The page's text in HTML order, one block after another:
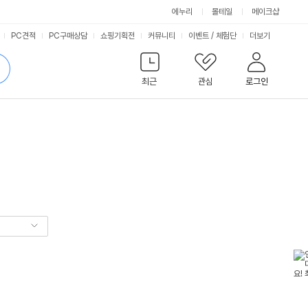
에누리 몰테일 메이크샵
최근
관심 로그인
PC견적 PC구매상담 쇼핑기획전 커뮤니티 이벤트 / 체험단 서
비
스
더보기